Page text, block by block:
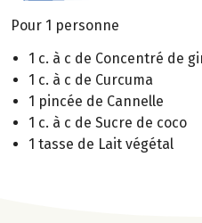
Pour 1 personne
1 c. à c de Concentré de
1 c. à c de Curcuma
1 pincée de Cannelle
1 c. à c de Sucre de coco
1 tasse de Lait végétal